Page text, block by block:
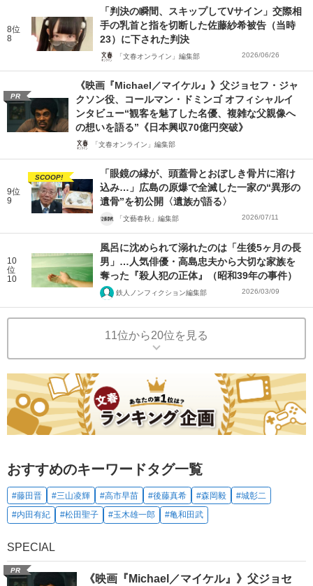
8位
8
「判決の瞬間、スキップしてVサイン」交際相
手の乳首と指を切断した佐藤紗希被告（当時
23）に下された判決
「文春オンライン」編集部 2026/06/26
PR
《映画『Michael／マイケル』》父ジョセフ・ジャ
クソン役、コールマン・ドミンゴ オフィシャルイ
ンタビュー“観客を魅了した名優、複雑な父親像へ
の想いを語る”《日本興収70億円突破》
「文春オンライン」編集部
9位
9
SCOOP!
「眼鏡の縁が、頭蓋骨とおぼしき骨片に溶け
込み…」広島の原爆で全滅した一家の“異形の
遺骨”を初公開〈遺族が語る〉
「文藝春秋」編集部 2026/07/11
10
位
10
風呂に沈められて溺れたのは「生後5ヶ月の長
男」…人気俳優・高島忠夫から大切な家族を
奪った『殺人犯の正体』（昭和39年の事件）
鉄人ノンフィクション編集部 2026/03/09
11位から20位を見る
おすすめのキーワードタグ一覧
#藤田晋 #三山凌輝 #高市早苗 #後藤真希 #森岡毅
#城彰二
#内田有紀
#松田聖子 #玉木雄一郎 #亀和田武
SPECIAL
PR
《映画『Michael／マイケル』》父ジョセ